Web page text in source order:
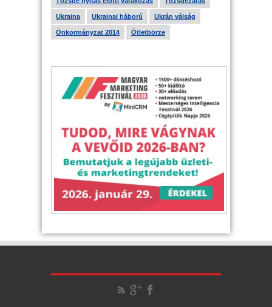
Ukrajna Ukrajnai háború Ukrán válság
Önkormányzat 2014 Ötletbörze